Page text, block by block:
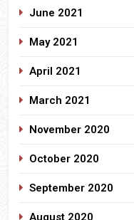
June 2021
May 2021
April 2021
March 2021
November 2020
October 2020
September 2020
August 2020